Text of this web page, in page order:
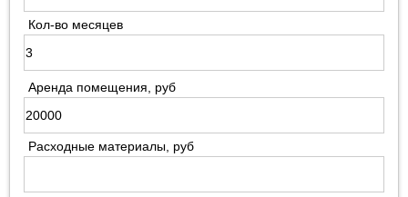
Кол-во месяцев
Аренда помещения, руб
Расходные материалы, руб